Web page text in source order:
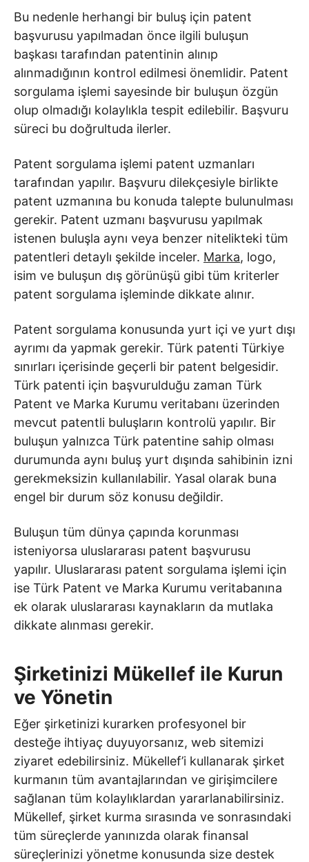
Bu nedenle herhangi bir buluş için patent
başvurusu yapılmadan önce ilgili buluşun
başkası tarafından patentinin alınıp
alınmadığının kontrol edilmesi önemlidir. Patent
sorgulama işlemi sayesinde bir buluşun özgün
olup olmadığı kolaylıkla tespit edilebilir. Başvuru
süreci bu doğrultuda ilerler.
Patent sorgulama işlemi patent uzmanları
tarafından yapılır. Başvuru dilekçesiyle birlikte
patent uzmanına bu konuda talepte bulunulması
gerekir. Patent uzmanı başvurusu yapılmak
istenen buluşla aynı veya benzer nitelikteki tüm
patentleri detaylı şekilde inceler. Marka, logo,
isim ve buluşun dış görünüşü gibi tüm kriterler
patent sorgulama işleminde dikkate alınır.
Patent sorgulama konusunda yurt içi ve yurt dışı
ayrımı da yapmak gerekir. Türk patenti Türkiye
sınırları içerisinde geçerli bir patent belgesidir.
Türk patenti için başvurulduğu zaman Türk
Patent ve Marka Kurumu veritabanı üzerinden
mevcut patentli buluşların kontrolü yapılır. Bir
buluşun yalnızca Türk patentine sahip olması
durumunda aynı buluş yurt dışında sahibinin izni
gerekmeksizin kullanılabilir. Yasal olarak buna
engel bir durum söz konusu değildir.
Buluşun tüm dünya çapında korunması
isteniyorsa uluslararası patent başvurusu
yapılır. Uluslararası patent sorgulama işlemi için
ise Türk Patent ve Marka Kurumu veritabanına
ek olarak uluslararası kaynakların da mutlaka
dikkate alınması gerekir.
Şirketinizi Mükellef ile Kurun
ve Yönetin
Eğer şirketinizi kurarken profesyonel bir
desteğe ihtiyaç duyuyorsanız, web sitemizi
ziyaret edebilirsiniz. Mükellef’i kullanarak şirket
kurmanın tüm avantajlarından ve girişimcilere
sağlanan tüm kolaylıklardan yararlanabilirsiniz.
Mükellef, şirket kurma sırasında ve sonrasındaki
tüm süreçlerde yanınızda olarak finansal
süreçlerinizi yönetme konusunda size destek